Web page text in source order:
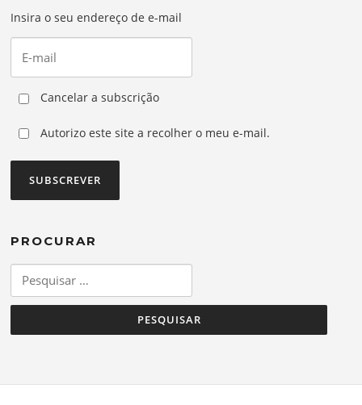
Insira o seu endereço de e-mail
Cancelar a subscrição
Autorizo este site a recolher o meu e-mail.
PROCURAR